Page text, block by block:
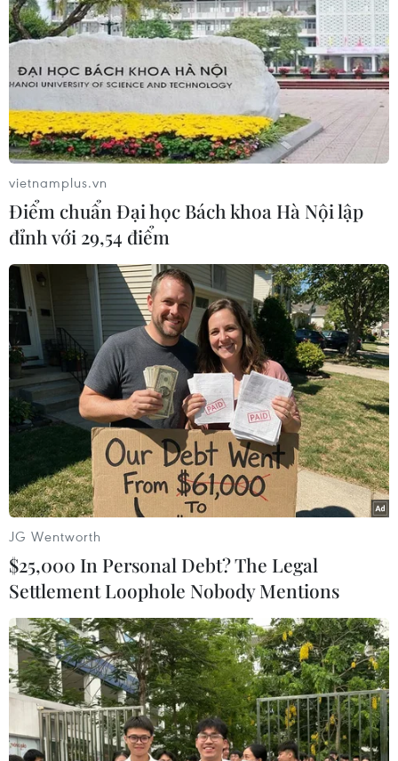
1967 và với thủ đô là Đông Jerusalem./.
(TTXVN/Vietnam+)
#tình hình Trung Đông
#Thứ trưởng Ngoại giao Đặng Minh Khôi
#viện trợ nhân đạo
#người dân Palestine Palestine
Theo dõi VietnamPlus
TIN LIÊN QUAN
vietnamplus.vn
Điểm chuẩn Đại học Bách khoa Hà Nội lập
đỉnh với 29,54 điểm
JG Wentworth
$25,000 In Personal Debt? The Legal
Settlement Loophole Nobody Mentions